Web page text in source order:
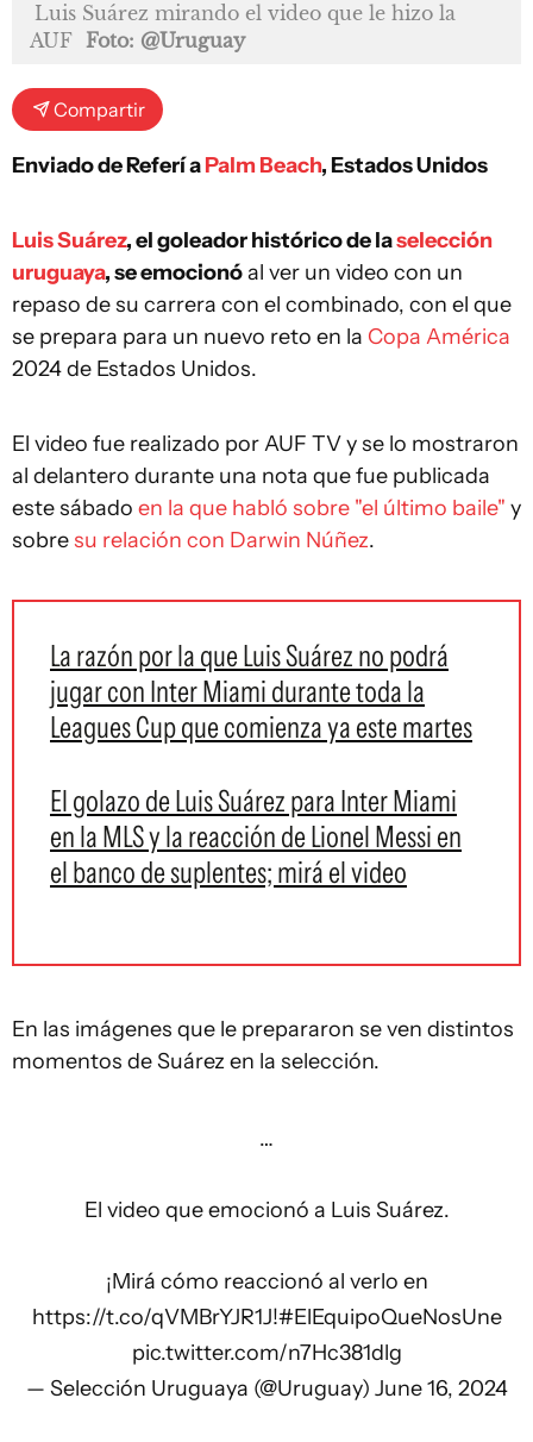
Luis Suárez mirando el video que le hizo la
AUF Foto: @Uruguay
Compartir
Enviado de Referí aPalm Beach, Estados Unidos
Luis Suárez, el goleador histórico de laselección
uruguaya, se emocionóal ver un video con un
repaso de su carrera con el combinado, con el que
se prepara para un nuevo reto en la Copa América
2024 de Estados Unidos.
El video fue realizado por AUF TV y se lo mostraron
al delantero durante una nota que fue publicada
este sábado en la que habló sobre "el último baile" y
sobresu relación con Darwin Núñez.
La razón por la que Luis Suárez no podrá
jugar con Inter Miami durante toda la
Leagues Cup que comienza ya este martes
El golazo de Luis Suárez para Inter Miami
en la MLS y la reacción de Lionel Messi en
el banco de suplentes; mirá el video
En las imágenes que le prepararon se ven distintos
momentos de Suárez en la selección.
…
El video que emocionó a Luis Suárez.
¡Mirá cómo reaccionó al verlo en
https://t.co/qVMBrYJR1J!#ElEquipoQueNosUne
pic.twitter.com/n7Hc381dlg
— Selección Uruguaya (@Uruguay) June 16, 2024